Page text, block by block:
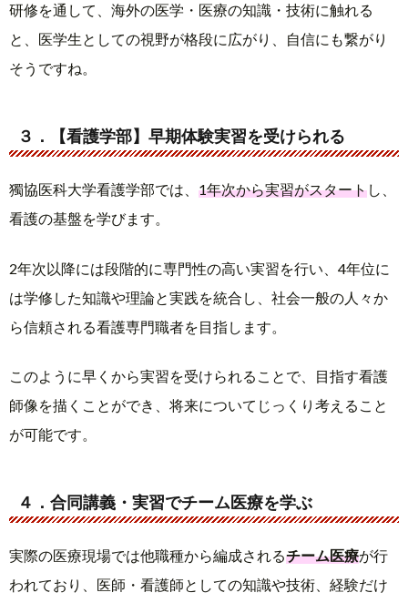
研修を通して、海外の医学・医療の知識・技術に触れる
と、医学生としての視野が格段に広がり、自信にも繋がり
そうですね。
３．【看護学部】早期体験実習を受けられる
獨協医科大学看護学部では、 1年次から実習がスタートし、
看護の基盤を学びます。
2年次以降には段階的に専門性の高い実習を行い、4年位に
は学修した知識や理論と実践を統合し、社会一般の人々か
ら信頼される看護専門職者を目指します。
このように早くから実習を受けられることで、目指す看護
師像を描くことができ、将来についてじっくり考えること
が可能です。
４．合同講義・実習でチーム医療を学ぶ
実際の医療現場では他職種から編成されるチーム医療が行
われており、医師・看護師としての知識や技術、経験だけ